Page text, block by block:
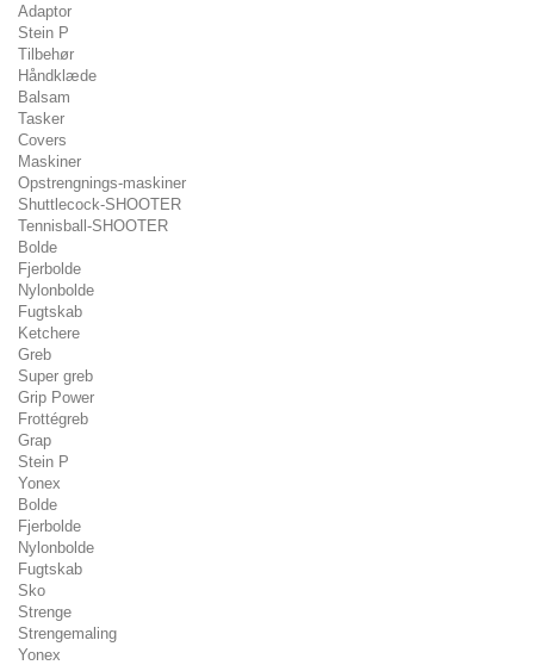
Adaptor
Stein P
Tilbehør
Håndklæde
Balsam
Tasker
Covers
Maskiner
Opstrengnings-maskiner
Shuttlecock-SHOOTER
Tennisball-SHOOTER
Bolde
Fjerbolde
Nylonbolde
Fugtskab
Ketchere
Greb
Super greb
Grip Power
Frottégreb
Grap
Stein P
Yonex
Bolde
Fjerbolde
Nylonbolde
Fugtskab
Sko
Strenge
Strengemaling
Yonex